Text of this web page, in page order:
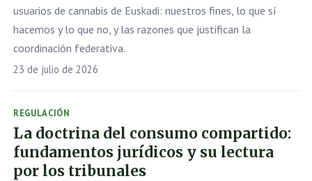
usuarios de cannabis de Euskadi: nuestros fines, lo que sí
hacemos y lo que no, y las razones que justifican la
coordinación federativa.
23 de julio de 2026
REGULACIÓN
La doctrina del consumo compartido:
fundamentos jurídicos y su lectura
por los tribunales